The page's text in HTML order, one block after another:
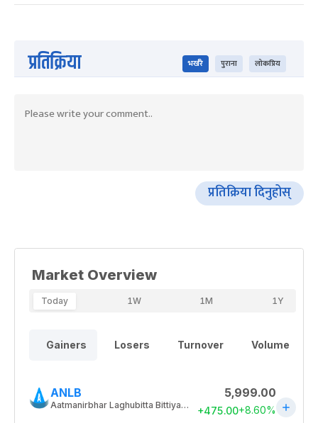
प्रतिक्रिया भर्खरै पुराना लोकप्रिय
प्रतिक्रिया दिनुहोस्